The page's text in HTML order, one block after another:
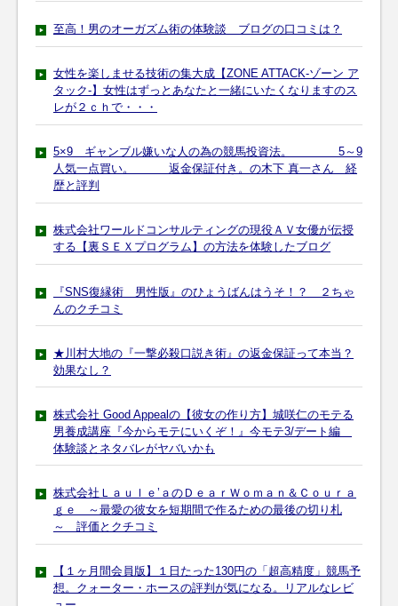
至高！男のオーガズム術の体験談 ブログの口コミは？
女性を楽しませる技術の集大成【ZONE ATTACK-ゾーン ア
タック-】女性はずっとあなたと一緒にいたくなりますのス
レが２ｃｈで・・・
5×9 ギャンブル嫌いな人の為の競馬投資法。 5～9
人気一点買い。 返金保証付き。の木下 真一さん 経
歴と評判
株式会社ワールドコンサルティングの現役ＡＶ女優が伝授
する【裏ＳＥＸプログラム】の方法を体験したブログ
『SNS復縁術 男性版』のひょうばんはうそ！？ ２ちゃ
んのクチコミ
★川村大地の『一撃必殺口説き術』の返金保証って本当？
効果なし？
株式会社 Good Appealの【彼女の作り方】城咲仁のモテる
男養成講座『今からモテにいくぞ！』今モテ3/デート編
体験談とネタバレがヤバいかも
株式会社Ｌａｕｌｅ’ａのＤｅａｒＷｏｍａｎ＆Ｃｏｕｒａ
ｇｅ ～最愛の彼女を短期間で作るための最後の切り札
～ 評価とクチコミ
【１ヶ月間会員版】１日たった130円の「超高精度」競馬予
想。クォーター・ホースの評判が気になる。リアルなレビ